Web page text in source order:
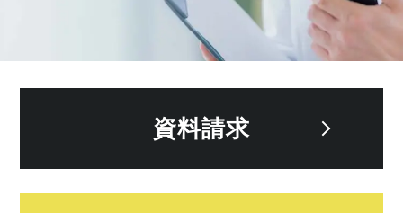
資料請求